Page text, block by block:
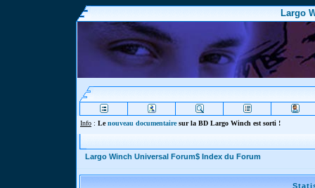
Largo
Info : Lenouveau documentairesur la BD Largo Winch est sorti !
Largo Winch Universal Forum$ Index du Forum